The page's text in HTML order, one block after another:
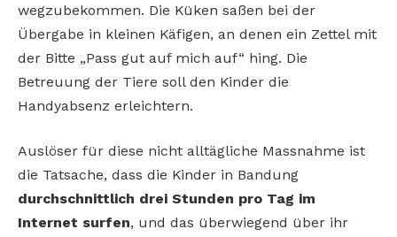
wegzubekommen. Die Küken saßen bei der
Übergabe in kleinen Käfigen, an denen ein Zettel mit
der Bitte „Pass gut auf mich auf“ hing. Die
Betreuung der Tiere soll den Kinder die
Handyabsenz erleichtern.
Auslöser für diese nicht alltägliche Massnahme ist
die Tatsache, dass die Kinder in Bandung
durchschnittlich drei Stunden pro Tag im
Internet surfen, und das überwiegend über ihr